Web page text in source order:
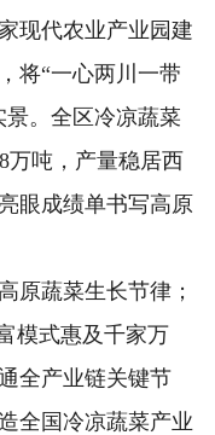
代农业产业园建
将“一心两川一带
。全区冷凉蔬菜
万吨，产量稳居西
眼成绩单书写高原
蔬菜生长节律；
模式惠及千家万
全产业链关键节
全国冷凉蔬菜产业